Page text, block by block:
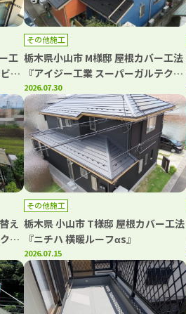
工
ー
その他施工
栃木県小山市 M様邸 屋根カバー工法
『アイジー工業 スーパーガルテク
ト』
2026.07.30
え
ト
その他施工
栃木県 小山市 T様邸 屋根カバー工法
『ニチハ 横暖ルーフαs』
2026.07.15